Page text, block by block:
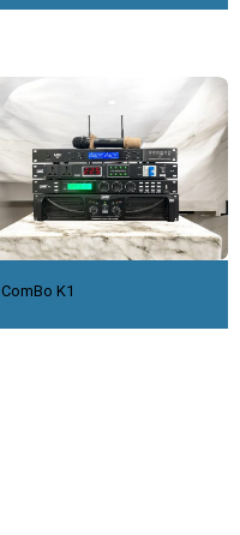
ComBo K1